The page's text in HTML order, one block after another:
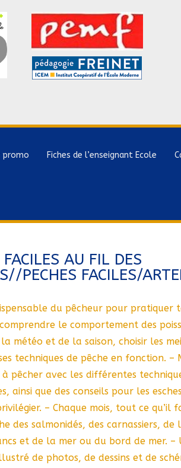
Fiches de l’enseignant Ecole
FACILES AU FIL DES
PECHES FACILES/
du pêcheur pour pratiquer
le comportement des
météo et de la saison, choisir les
techniques de pêche en fonction. –
à pêcher avec les différentes
ainsi que des conseils pour les
– Chaque mois, tout ce qu’il
des salmonidés, des carnassiers, de
et de la mer ou du bord de mer. –
de photos, de dessins et de